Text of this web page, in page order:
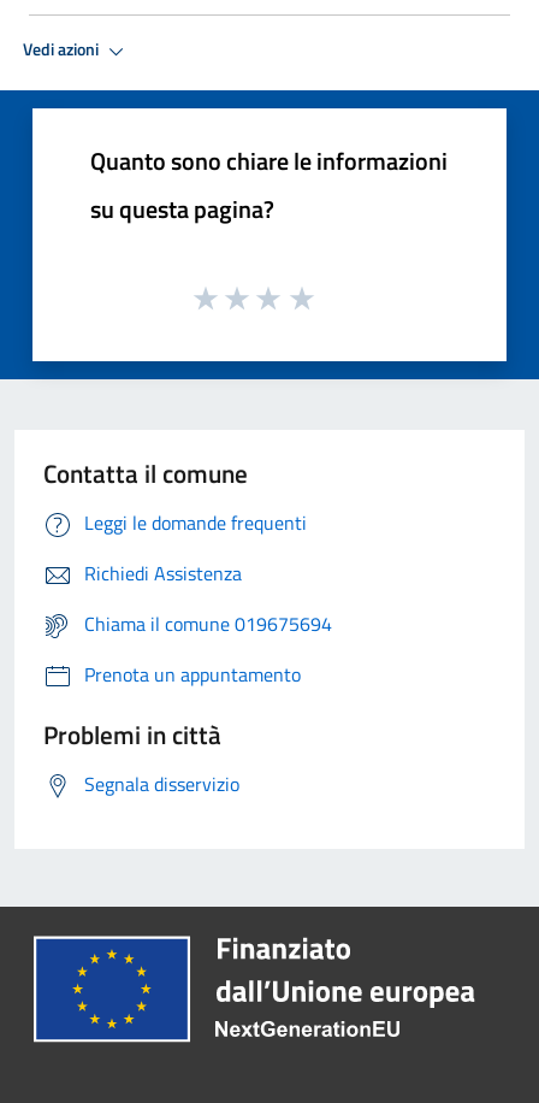
Vedi azioni
Quanto sono chiare le informazioni
su questa pagina?
Contatta il comune
Leggi le domande frequenti
Richiedi Assistenza
Chiama il comune 019675694
Prenota un appuntamento
Problemi in città
Segnala disservizio